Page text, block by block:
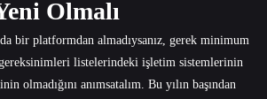
Olmalı
bir platformdan almadıysanız, gerek minimum
listelerindeki işletim sistemlerinin
olmadığını anımsatalım. Bu yılın başından